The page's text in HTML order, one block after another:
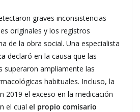
graves inconsistencias
originales y los registros
de la obra social. Una especialista
declaró en la causa que las
superaron ampliamente las
habituales. Incluso, la
2019 el exceso en la medicación
el cual el propio comisario